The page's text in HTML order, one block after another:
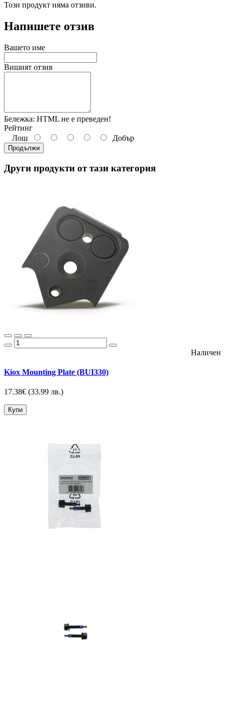
Този продукт няма отзиви.
Напишете отзив
Вашето име
Вишият отзив
Бележка: HTML не е преведен!
Рейтинг
Лош
Добър
Продължи
Други продукти от тази категория
Наличен
Kiox Mounting Plate (BUI330)
17.38€ (33.99 лв.)
Купи